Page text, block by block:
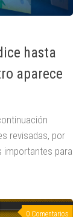
hasta
aparece
revisadas, por
importantes para
0 Comentarios